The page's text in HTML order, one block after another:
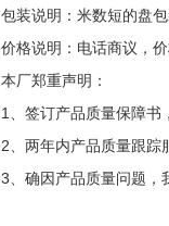
包装说明：米数短的盘
价格说明：电话商议，
本厂郑重声明：
1、签订产品质量保障书
2、两年内产品质量跟踪
3、确因产品质量问题，